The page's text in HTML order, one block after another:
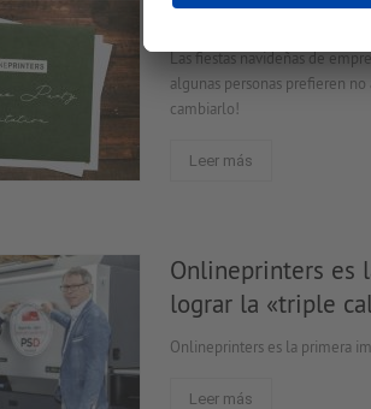
Modelos para
Las fiestas navideñas de
algunas personas prefieren
cambiarlo!
Leer más
Onlineprinters es
lograr la «triple
Onlineprinters es la primera
Leer más